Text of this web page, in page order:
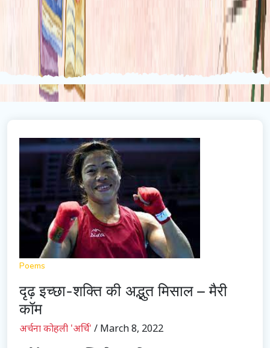
Poems
दृढ़ इच्छा-शक्ति की अद्भुत मिसाल – मैरी
कॉम
अर्चना कोहली 'अर्चि' / March 8, 2022